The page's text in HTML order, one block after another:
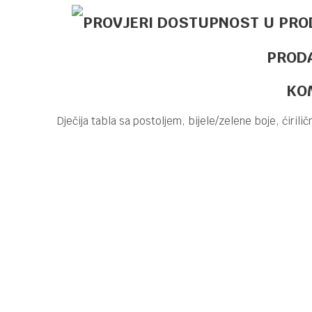
Dječija tabla sa postoljem, bijele/zelene boje,